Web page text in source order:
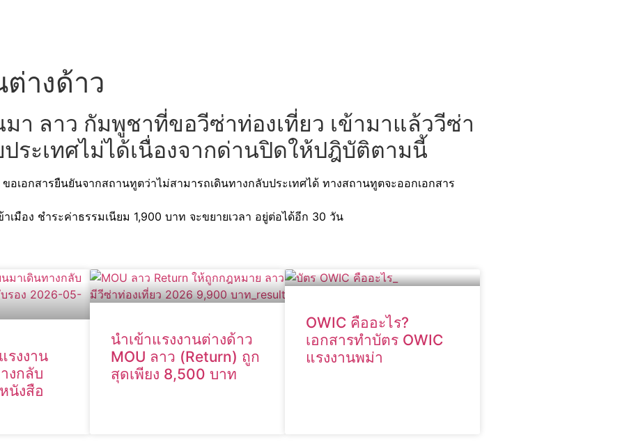
างด้าว
า ลาว กัมพูชาที่ขอวีซ่าท่องเที่ยว เข้ามาแล้ววีซ่า
ระเทศไม่ได้เนื่องจากด่านปิดให้ปฎิบัติตามนี้
เอกสารยืนยันจากสถานทูตว่าไม่สามารถเดินทางกลับประเทศได้ ทางสถานทูตจะออกเอกสาร
มือง ชำระค่าธรรมเนียม 1,900 บาท จะขยายเวลา อยู่ต่อได้อีก 30 วัน
รงงาน
งกลับ
นังสือ
นำเข้าแรงงานต่างด้าว
MOU ลาว (Return) ถูก
สุดเพียง 8,500 บาท
OWIC คืออะไร?
เอกสารทำบัตร OWIC
แรงงานพม่า